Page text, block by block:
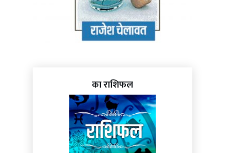
का राशिफल